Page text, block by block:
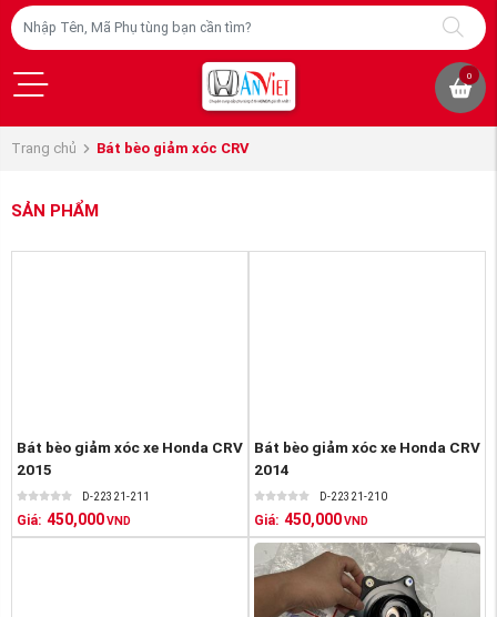
0
Trang chủ Bát bèo giảm xóc CRV
SẢN PHẨM
Bát bèo giảm xóc xe Honda CRV
2015
D-22321-211
Giá: 450,000 VND
Bát bèo giảm xóc xe Honda CRV
2014
D-22321-210
Giá: 450,000 VND